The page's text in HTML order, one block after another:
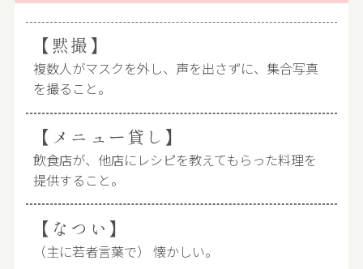
【黙撮】
複数人がマスクを外し、声を出さずに、集合写真
を撮ること。
【メニュー貸し】
飲食店が、他店にレシピを教えてもらった料理を
提供すること。
【なつい】
（主に若者言葉で） 懐かしい。